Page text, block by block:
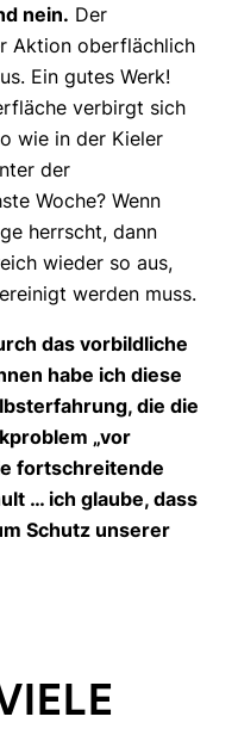
nein. Der
Aktion oberflächlich
Ein gutes Werk!
verbirgt sich
wie in der Kieler
der
Woche? Wenn
herrscht, dann
wieder so aus,
werden muss.
das vorbildliche
habe ich diese
die die
„vor
fortschreitende
… ich glaube, dass
Schutz unserer